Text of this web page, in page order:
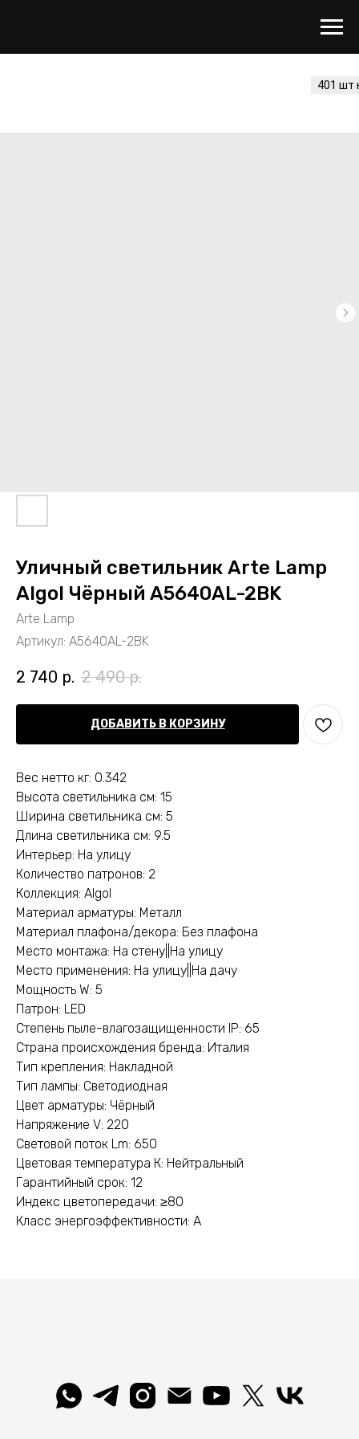
Уличный светильник Arte Lamp
Algol Чёрный A5640AL-2BK
Arte Lamp
Артикул: A5640AL-2BK
2 740 р. 2 490 р.
ДОБАВИТЬ В КОРЗИНУ
Вес нетто кг: 0.342
Высота светильника см: 15
Ширина светильника см: 5
Длина светильника см: 9.5
Интерьер: На улицу
Количество патронов: 2
Коллекция: Algol
Материал арматуры: Металл
Материал плафона/декора: Без плафона
Место монтажа: На стену||На улицу
Место применения: На улицу||На дачу
Мощность W: 5
Патрон: LED
Степень пыле-влагозащищенности IP: 65
Страна происхождения бренда: Италия
Тип крепления: Накладной
Тип лампы: Светодиодная
Цвет арматуры: Чёрный
Напряжение V: 220
Световой поток Lm: 650
Цветовая температура К: Нейтральный
Гарантийный срок: 12
Индекс цветопередачи: ≥80
Класс энергоэффективности: A